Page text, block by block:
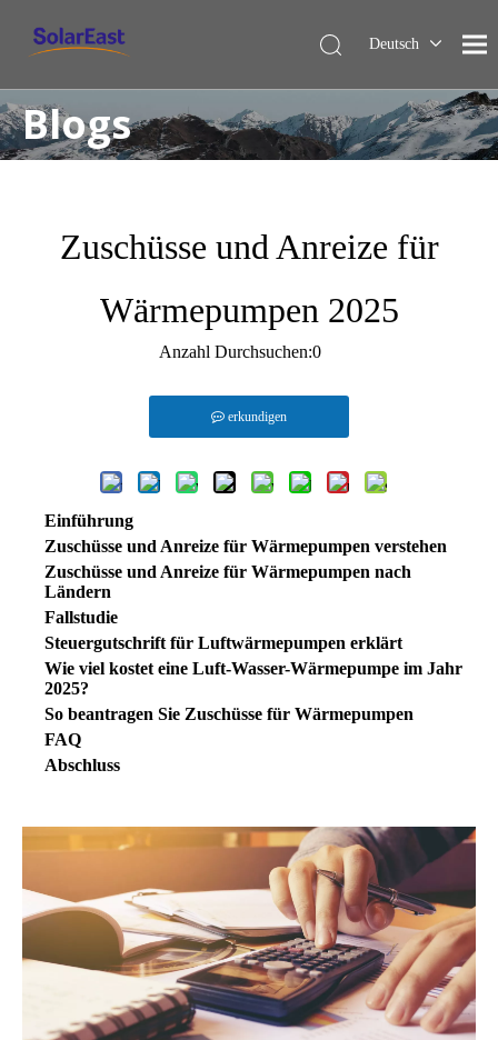
Deutsch
Français
Español
Blogs
Zuschüsse und Anreize für
Wärmepumpen 2025
Anzahl Durchsuchen:0
erkundigen
Einführung
Zuschüsse und Anreize für Wärmepumpen verstehen
Zuschüsse und Anreize für Wärmepumpen nach
Ländern
Fallstudie
Steuergutschrift für Luftwärmepumpen erklärt
Wie viel kostet eine Luft-Wasser-Wärmepumpe im Jahr
2025?
So beantragen Sie Zuschüsse für Wärmepumpen
FAQ
Abschluss